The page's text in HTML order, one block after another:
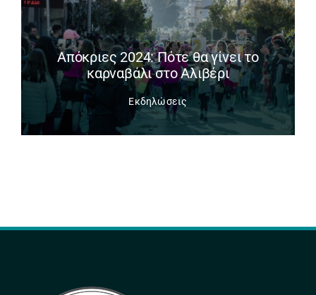
Απόκριες 2024: Πότε θα γίνει το
καρναβάλι στο Αλιβέρι
Εκδηλώσεις